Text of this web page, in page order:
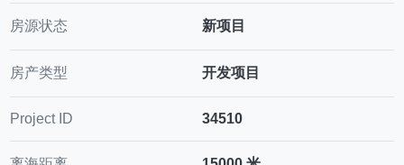
房源状态 新项目
房产类型 开发项目
Project ID 34510